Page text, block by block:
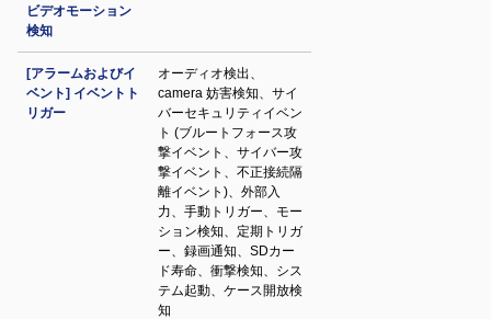
ビデオモーション
検知
[アラームおよびイ
ベント] イベントト
リガー
オーディオ検出、
camera 妨害検知、サイ
バーセキュリティイベン
ト (ブルートフォース攻
撃イベント、サイバー攻
撃イベント、不正接続隔
離イベント)、外部入
力、手動トリガー、モー
ション検知、定期トリガ
ー、録画通知、SDカー
ド寿命、衝撃検知、シス
テム起動、ケース開放検
知